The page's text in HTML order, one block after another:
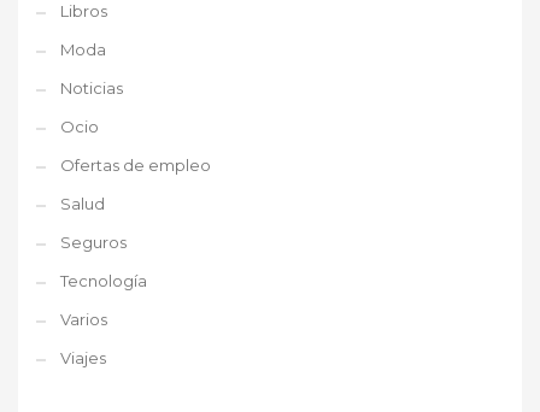
Libros
Moda
Noticias
Ocio
Ofertas de empleo
Salud
Seguros
Tecnología
Varios
Viajes